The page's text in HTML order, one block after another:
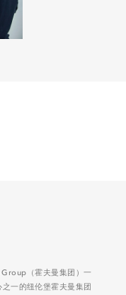
（霍夫曼集团）一
一的纽伦堡霍夫曼集团